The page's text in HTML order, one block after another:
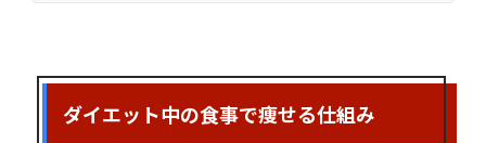
ダイエット中の食事で痩せる仕組み